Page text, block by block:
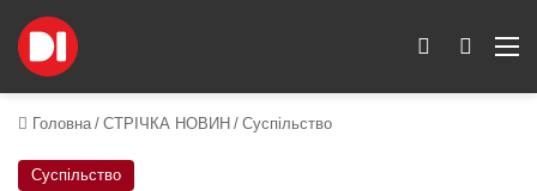
Пошук
Switch skin
Головна / СТРІЧКА НОВИН / Суспільство
Суспільство